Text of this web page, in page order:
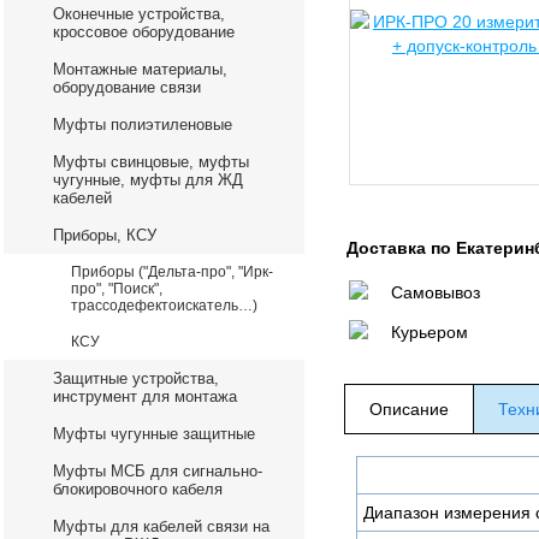
Оконечные устройства,
кроссовое оборудование
Монтажные материалы,
оборудование связи
Муфты полиэтиленовые
Муфты свинцовые, муфты
чугунные, муфты для ЖД
кабелей
Приборы, КСУ
Приборы ("Дельта-про", "Ирк-
про", "Поиск",
трассодефектоискатель…)
КСУ
Защитные устройства,
инструмент для монтажа
Муфты чугунные защитные
Муфты МСБ для сигнально-
блокировочного кабеля
Муфты для кабелей связи на
Доставка по
Самовывоз
Курьером
Описание
Диапазон измерения